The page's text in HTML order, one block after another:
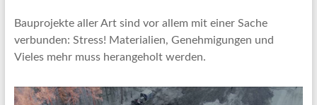
Bauprojekte aller Art sind vor allem mit einer Sache
verbunden: Stress! Materialien, Genehmigungen und
Vieles mehr muss herangeholt werden.